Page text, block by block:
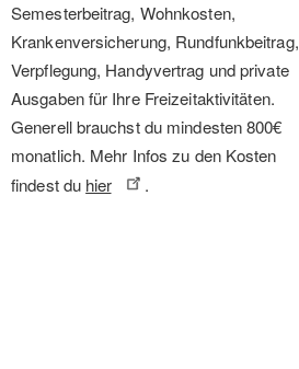
Semesterbeitrag, Wohnkosten,
Krankenversicherung, Rundfunkbeitrag,
Verpflegung, Handyvertrag und private
Ausgaben für Ihre Freizeitaktivitäten.
Generell brauchst du mindesten 800€
monatlich. Mehr Infos zu den Kosten
findest du hier .